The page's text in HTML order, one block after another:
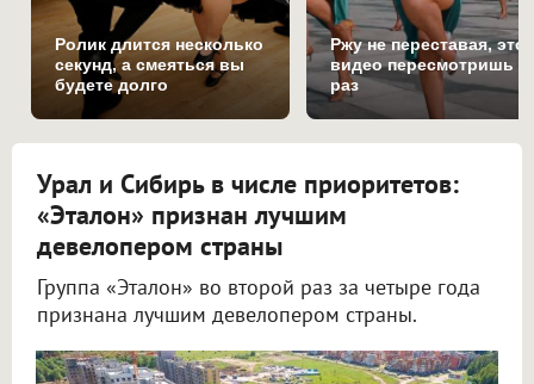
Ролик длится несколько
секунд, а смеяться вы
будете долго
Ржу не переставая, это
видео пересмотришь
раз
Урал и Сибирь в числе приоритетов:
«Эталон» признан лучшим
девелопером страны
Группа «Эталон» во второй раз за четыре года
признана лучшим девелопером страны.